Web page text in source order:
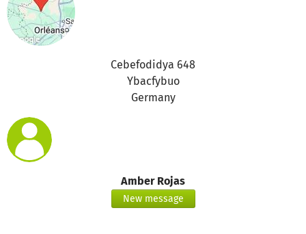
Cebefodidya 648
Ybacfybuo
Germany
Amber Rojas
New message